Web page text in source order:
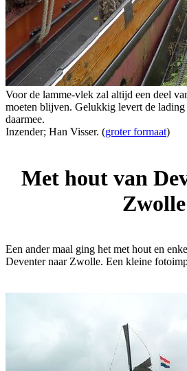
Voor de lamme-vlek zal altijd een deel
moeten blijven. Gelukkig levert de lading
daarmee.
Inzender; Han Visser. (groter formaat)
Met hout van
Zwolle
Een ander maal ging het met hout en
Deventer naar Zwolle. Een kleine